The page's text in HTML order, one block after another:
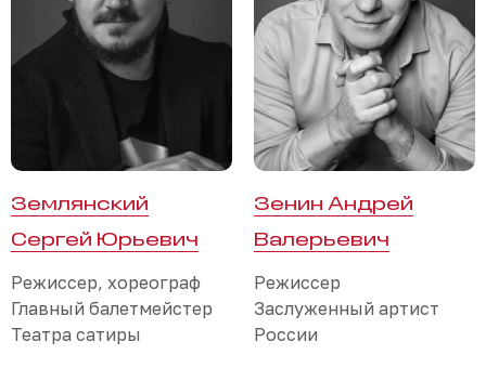
Землянский
Сергей Юрьевич
Режиссер, хореограф
Главный балетмейстер
Театра сатиры
Зенин Андрей
Валерьевич
Режиссер
Заслуженный артист
России